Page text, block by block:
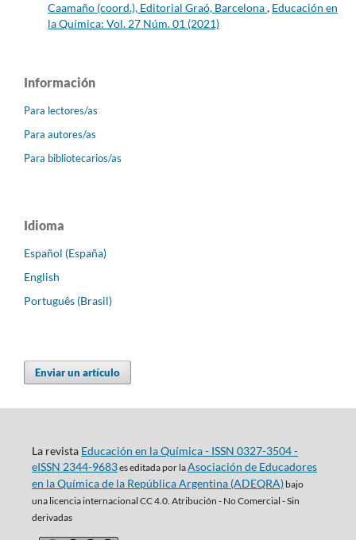
Caamaño (coord.), Editorial Graó, Barcelona, Educación en
la Química: Vol. 27 Núm. 01 (2021)
Información
Para lectores/as
Para autores/as
Para bibliotecarios/as
Idioma
Español (España)
English
Português (Brasil)
Enviar un artículo
La revista Educación en la Química - ISSN 0327-3504 -
eISSN 2344-9683es editada por laAsociación de Educadores
en la Química de la República Argentina (ADEQRA)bajo
una licencia internacional CC 4.0. Atribución - No Comercial - Sin
derivadas